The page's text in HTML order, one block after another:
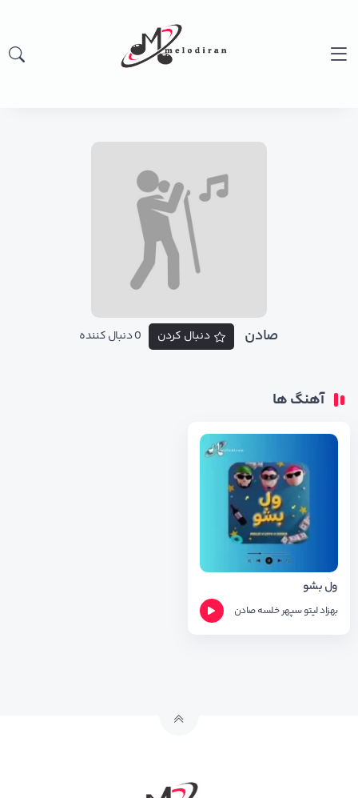
صادن دنبال کردن 0 دنبال کننده
آهنگ ها
ول بشو
بهزاد لیتوسپهر خلسهصادن